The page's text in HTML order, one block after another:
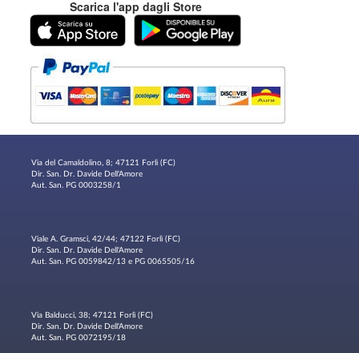
Scarica l'app dagli Store
Via del Camaldolino, 8; 47121 Forlì (FC)
Dir. San. Dr. Davide Dell'Amore
Aut. San. PG 0003258/1
Viale A. Gramsci, 42/44; 47122 Forlì (FC)
Dir. San. Dr. Davide Dell'Amore
Aut. San. PG 0059842/13 e PG 0065505/16
Via Balducci, 38; 47121 Forlì (FC)
Dir. San. Dr. Davide Dell'Amore
Aut. San. PG 0072195/18